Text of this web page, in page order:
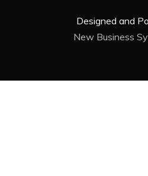
Designed and
New Business